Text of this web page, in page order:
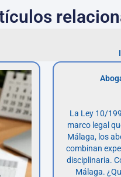
La Ley 10/
marco legal
Málaga, los
combinan
disciplinaria.
Málaga.